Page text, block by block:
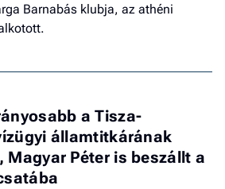
Barnabás klubja, az athéni
a Tisza-
államtitkárának
Magyar Péter is beszállt a